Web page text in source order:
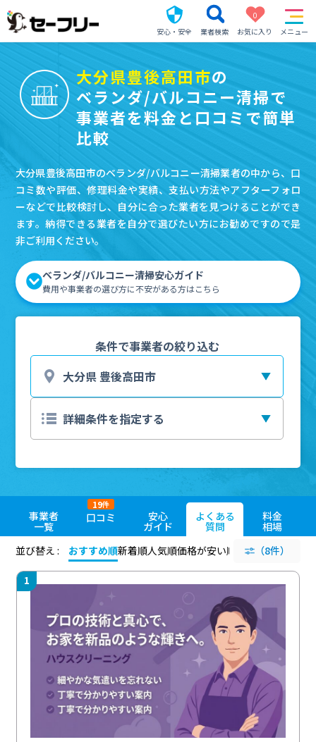
安心・安全 業者検索
0
お気に入り
メニュー
大分県豊後高田市の
ベランダ/バルコニー清掃で
事業者を料金と口コミで簡単
比較
大分県豊後高田市のベランダ/バルコニー清掃業者の中から、口
コミ数や評価、修理料金や実績、支払い方法やアフターフォロ
ーなどで比較検討し、自分に合った業者を見つけることができ
ます。納得できる業者を自分で選びたい方にお勧めですので是
非ご利用ください。
ベランダ/バルコニー清掃安心ガイド
費用や事業者の選び方に不安がある方はこちら
条件で事業者の絞り込む
事業者
一覧
口コミ
19件
安心
ガイド
よくある
質問
料金
相場
並び替え :
おすすめ順新着順人気順価格が安い順 評価が高い順
（8件）
1